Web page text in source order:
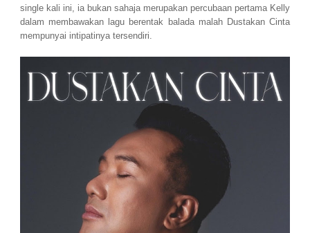
single kali ini, ia bukan sahaja merupakan percubaan pertama Kelly
dalam membawakan lagu berentak balada malah Dustakan Cinta
mempunyai intipatinya tersendiri.